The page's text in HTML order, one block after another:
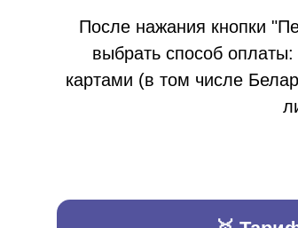
После нажания кнопки
выбрать способ
картами (в том числе